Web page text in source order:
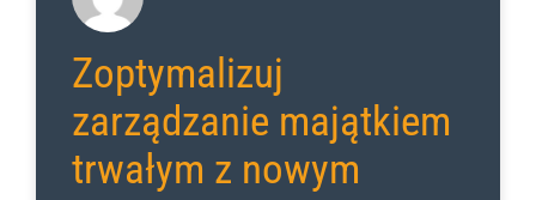
Zoptymalizuj
zarządzanie majątkiem
trwałym z nowym